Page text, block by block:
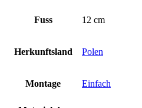
Fuss 12 cm
Herkunftsland Polen
Montage Einfach